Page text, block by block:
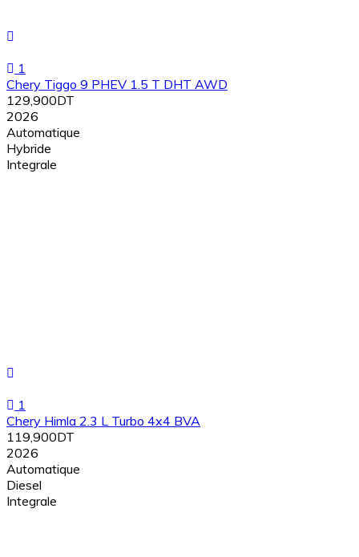
1
Chery Tiggo 9 PHEV 1.5 T DHT AWD
129,900DT
2026
Automatique
Hybride
Integrale
1
Chery Himla 2.3 L Turbo 4x4 BVA
119,900DT
2026
Automatique
Diesel
Integrale